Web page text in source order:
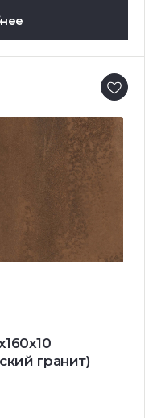
гранит)